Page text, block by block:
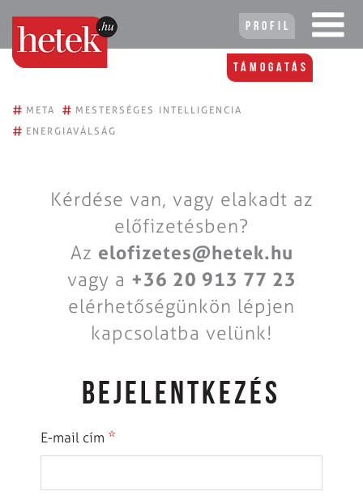
Profil
Támogatás
# META # MESTERSÉGES INTELLIGENCIA
# ENERGIAVÁLSÁG
Kérdése van, vagy elakadt az
előfizetésben?
Az elofizetes@hetek.hu
vagy a +36 20 913 77 23
elérhetőségünkön lépjen
kapcsolatba velünk!
BEJELENTKEZÉS
E-mail cím *